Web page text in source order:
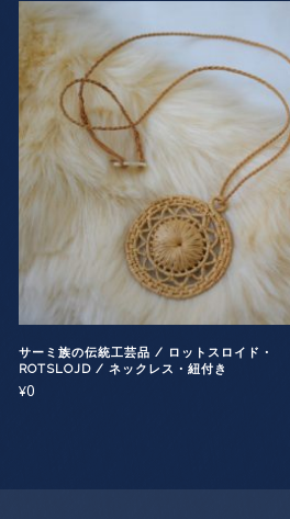
サーミ族の伝統工芸品 / ロットスロイド・
ROTSLOJD / ネックレス・紐付き
¥0